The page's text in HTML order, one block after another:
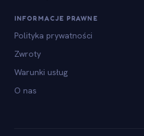
INFORMACJE PRAWNE
Polityka prywatności
Zwroty
Warunki usług
O nas